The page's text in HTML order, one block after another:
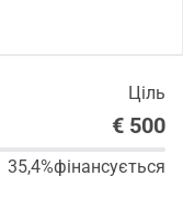
Ціль
€ 500
35,4%фінансується